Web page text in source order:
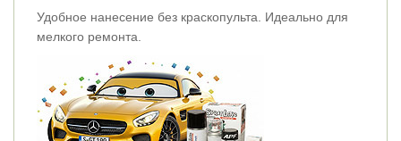
Удобное нанесение без краскопульта. Идеально для
мелкого ремонта.